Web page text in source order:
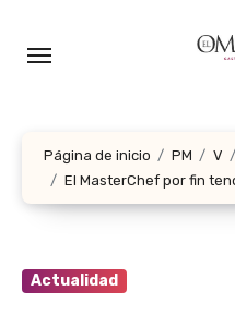
Página de inicio PM V
El MasterChef por fin
Actualidad